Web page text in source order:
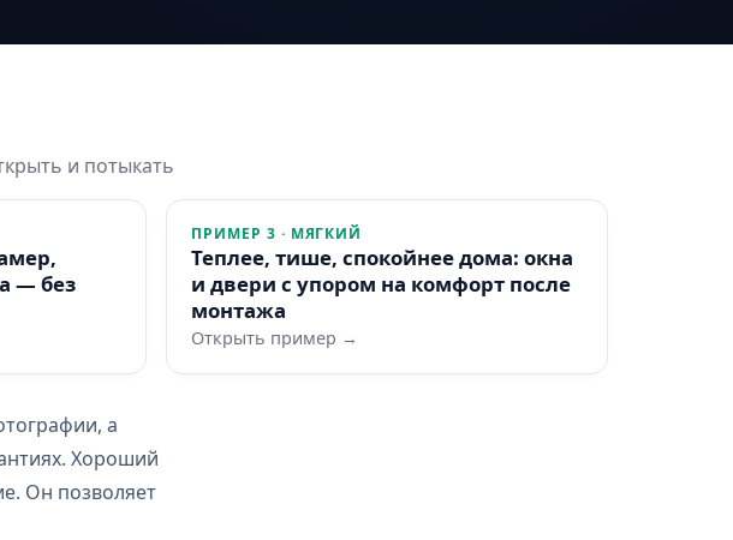
и потыкать
— без
ПРИМЕР 3 · МЯГКИЙ
Теплее, тише, спокойнее дома: окна
и двери с упором на комфорт после
монтажа
Открыть пример →
а
Хороший
Он позволяет